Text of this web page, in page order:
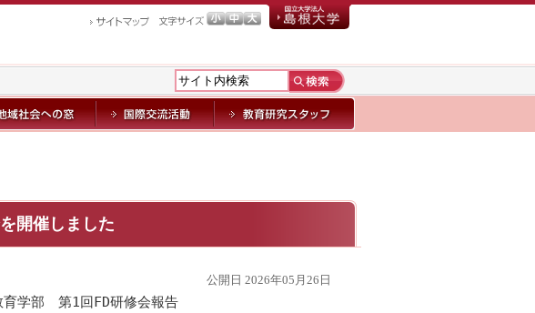
開催しました
公開日 2026年05月26日
学部 第1回FD研修会報告